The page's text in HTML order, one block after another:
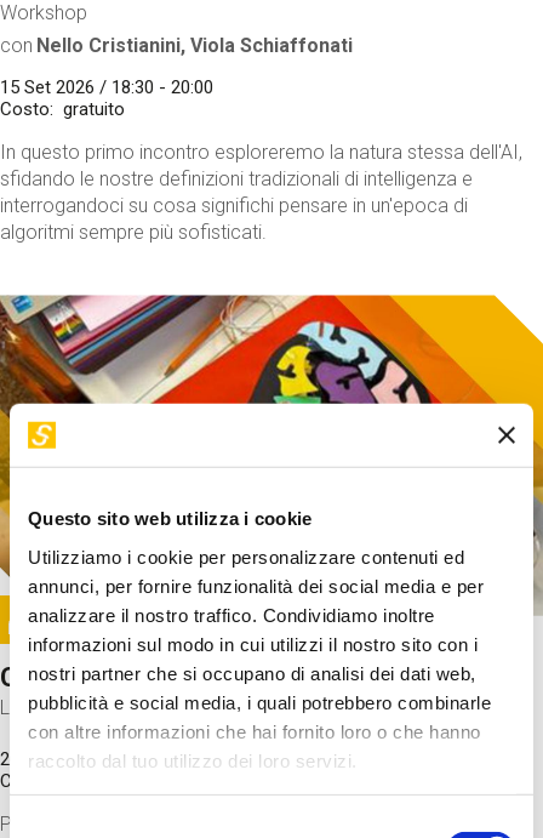
Questo sito web utilizza i cookie
Utilizziamo i cookie per personalizzare contenuti ed
annunci, per fornire funzionalità dei social media e per
analizzare il nostro traffico. Condividiamo inoltre
informazioni sul modo in cui utilizzi il nostro sito con i
nostri partner che si occupano di analisi dei dati web,
pubblicità e social media, i quali potrebbero combinarle
con altre informazioni che hai fornito loro o che hanno
raccolto dal tuo utilizzo dei loro servizi.
Selezione
Workshop
con Nello Cristianini, Viola Schiaffonati
15 Set 2026 / 18:30 - 20:00
Costo
gratuito
In questo primo incontro esploreremo la natura stessa dell'AI,
sfidando le nostre definizioni tradizionali di intelligenza e
interrogandoci su cosa significhi pensare in un'epoca di
algoritmi sempre più sofisticati.
Image
SUNDAY@STEP
Come funziona il cervello?
Laboratorio
20 Set 2026 / 11:15 - 13:00
Costo
Proveremo a costruire un cervello in cartoncino cercando di